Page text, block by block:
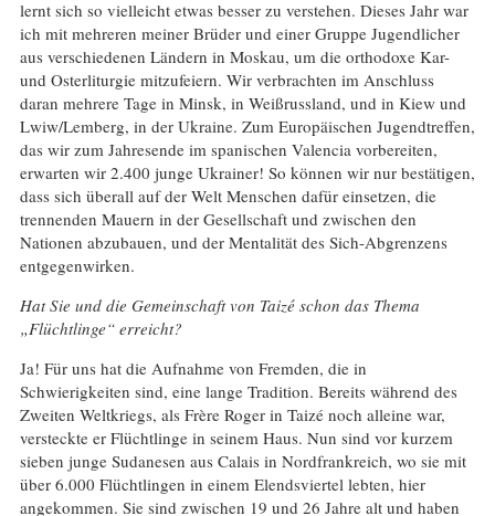
lernt sich so vielleicht etwas besser zu verstehen. Dieses Jahr war
ich mit mehreren meiner Brüder und einer Gruppe Jugendlicher
aus verschiedenen Ländern in Moskau, um die orthodoxe Kar-
und Osterliturgie mitzufeiern. Wir verbrachten im Anschluss
daran mehrere Tage in Minsk, in Weißrussland, und in Kiew und
Lwiw/Lemberg, in der Ukraine. Zum Europäischen Jugendtreffen,
das wir zum Jahresende im spanischen Valencia vorbereiten,
erwarten wir 2.400 junge Ukrainer! So können wir nur bestätigen,
dass sich überall auf der Welt Menschen dafür einsetzen, die
trennenden Mauern in der Gesellschaft und zwischen den
Nationen abzubauen, und der Mentalität des Sich-Abgrenzens
entgegenwirken.
Hat Sie und die Gemeinschaft von Taizé schon das Thema
„Flüchtlinge“ erreicht?
Ja! Für uns hat die Aufnahme von Fremden, die in
Schwierigkeiten sind, eine lange Tradition. Bereits während des
Zweiten Weltkriegs, als Frère Roger in Taizé noch alleine war,
versteckte er Flüchtlinge in seinem Haus. Nun sind vor kurzem
sieben junge Sudanesen aus Calais in Nordfrankreich, wo sie mit
über 6.000 Flüchtlingen in einem Elendsviertel lebten, hier
angekommen. Sie sind zwischen 19 und 26 Jahre alt und haben